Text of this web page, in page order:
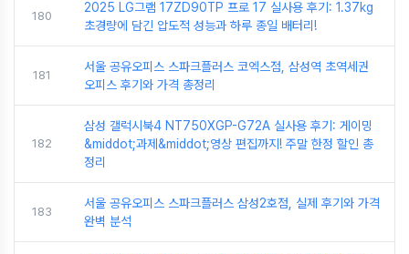
180
2025 LG그램 17ZD90TP 프로 17 실사용 후기: 1.37kg
초경량에 담긴 압도적 성능과 하루 종일 배터리!
181
서울 공유오피스 스파크플러스 코엑스점, 삼성역 초역세권
오피스 후기와 가격 총정리
182
삼성 갤럭시북4 NT750XGP-G72A 실사용 후기: 게이밍
&middot;과제&middot;영상 편집까지! 주말 한정 할인 총
정리
183
서울 공유오피스 스파크플러스 삼성2호점, 실제 후기와 가격
완벽 분석